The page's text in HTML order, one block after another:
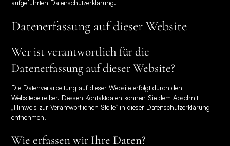
aufgeführten Datenschutzerklärung.
Datenerfassung auf dieser Website
Wer ist verantwortlich für die
Datenerfassung auf dieser Website?
Die Datenverarbeitung auf dieser Website erfolgt durch den
Websitebetreiber. Dessen Kontaktdaten können Sie dem Abschnitt
„Hinweis zur Verantwortlichen Stelle“ in dieser Datenschutzerklärung
entnehmen.
Wie erfassen wir Ihre Daten?